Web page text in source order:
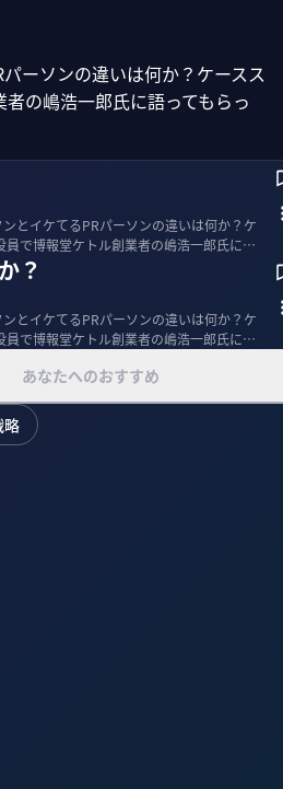
ーソンの違いは何か？ケースス
の嶋浩一郎氏に語ってもらっ
とイケてるPRパーソンの違いは何か？ケ
で博報堂ケトル創業者の嶋浩一郎氏に語
？
とイケてるPRパーソンの違いは何か？ケ
で博報堂ケトル創業者の嶋浩一郎氏に語
あなたへのおすすめ
略